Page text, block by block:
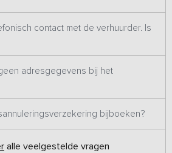
contact met de verhuurder. Is
adresgegevens bij het
bijboeken?
alle veelgestelde vragen